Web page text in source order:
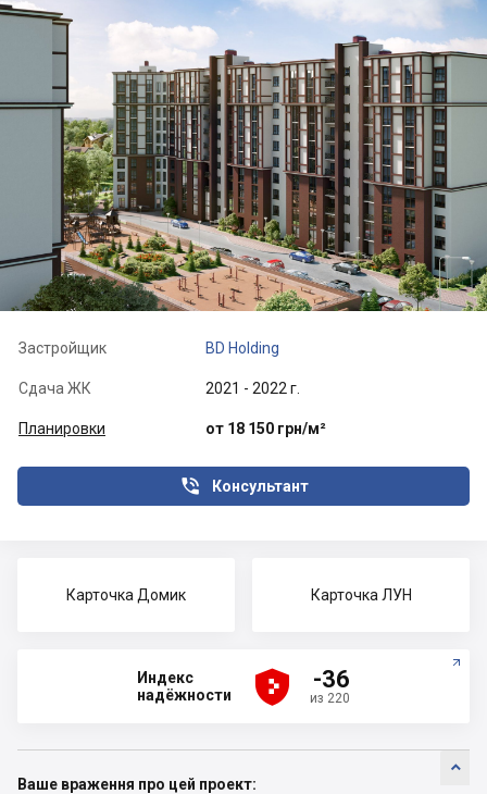
Застройщик BD Holding
Сдача ЖК 2021 - 2022 г.
Планировки от 18 150 грн/м²
Консультант

Карточка Домик Карточка ЛУН
Индекс
надёжности




 -36
из 220

Ваше враження про цей проект: